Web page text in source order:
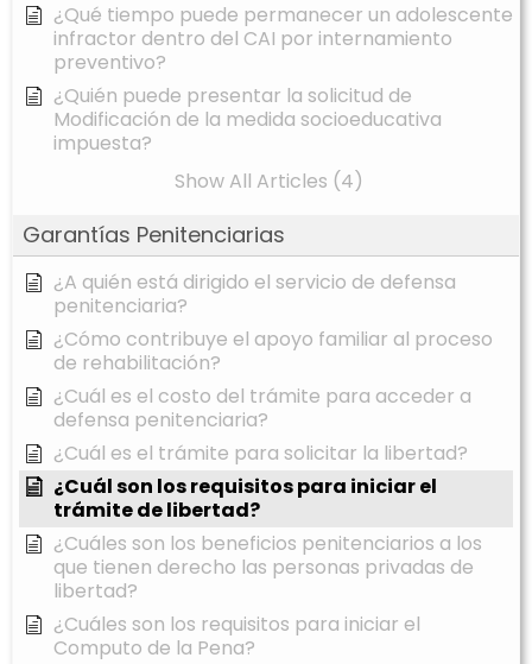
¿Qué tiempo puede permanecer un adolescente
infractor dentro del CAI por internamiento
preventivo?
¿Quién puede presentar la solicitud de
Modificación de la medida socioeducativa
impuesta?
Show All Articles (4)
Garantías Penitenciarias
¿A quién está dirigido el servicio de defensa
penitenciaria?
¿Cómo contribuye el apoyo familiar al proceso
de rehabilitación?
¿Cuál es el costo del trámite para acceder a
defensa penitenciaria?
¿Cuál es el trámite para solicitar la libertad?
¿Cuál son los requisitos para iniciar el
trámite de libertad?
¿Cuáles son los beneficios penitenciarios a los
que tienen derecho las personas privadas de
libertad?
¿Cuáles son los requisitos para iniciar el
Computo de la Pena?